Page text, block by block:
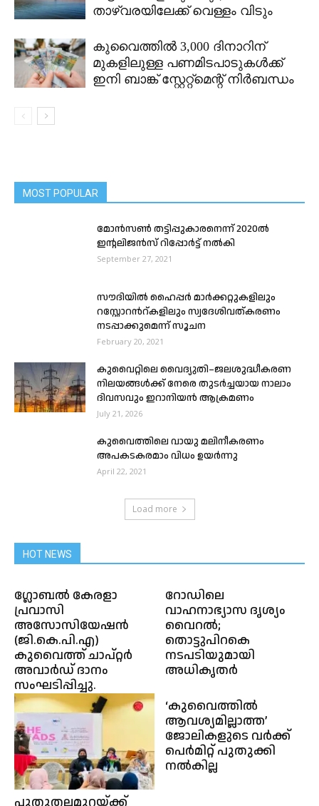
താഴ്വരയിലേക്ക് വെള്ളം വിടും
കുവൈത്തിൽ 3,000 ദിനാറിന്
മുകളിലുള്ള പണമിടപാടുകൾക്ക്
ഇനി ബാങ്ക് സ്റ്റേറ്റ്മെന്റ് നിർബന്ധം
MOST POPULAR
മോന്‍സണ്‍ തട്ടിപ്പുകാരനെന്ന് 2020ൽ
ഇന്റലിജൻസ് റിപ്പോർട്ട് നൽകി
September 27, 2021
സൗദിയിൽ ഹൈപ്പര്‍ മാര്‍ക്കറ്റുകളിലും
റസ്റ്റോറൻറ്കളിലും സ്വദേശിവത്കരണം
നടപ്പാക്കുമെന്ന് സൂചന
February 20, 2021
കുവൈറ്റിലെ വൈദ്യുതി–ജലശുദ്ധീകരണ
നിലയങ്ങൾക്ക് നേരെ തുടർച്ചയായ നാലാം
ദിവസവും ഇറാനിയൻ ആക്രമണം
July 21, 2026
കുവൈത്തിലെ വായു മലിനീകരണം
അപകടകരമാം വിധം ഉയര്‍ന്നു
April 22, 2021
Load more
HOT NEWS
ഗ്ലോബൽ കേരളാ
പ്രവാസി
അസോസിയേഷൻ
(ജി.കെ.പി.എ)
കുവൈത്ത്‌ ചാപ്റ്റർ
‌അവാർഡ്‌ ദാനം
സംഘടിപ്പിച്ചു.
റോഡിലെ
വാഹനാഭ്യാസ ദൃശ്യം
വൈറൽ;
തൊട്ടുപിറകെ
നടപടിയുമായി
അധികൃതര്‍
പുതുതലമുറയ്ക്ക്
‘കുവൈത്തിൽ
ആവശ്യമില്ലാത്ത’
ജോലികളുടെ വർക്ക്
പെർമിറ്റ് പുതുക്കി
നൽകില്ല